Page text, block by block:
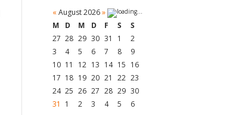
« August 2026 »
M
D M D F S
S
27 28 29 30 31 1
2
3
4 5 6 7 8
9
10 11 12 13 14 15 16
17 18 19 20 21 22 23
24 25 26 27 28 29 30
31
1 2 3 4 5 6